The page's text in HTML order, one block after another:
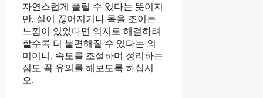
자연스럽게 풀릴 수 있다는 뜻이지
만, 실이 끊어지거나 목을 조이는
느낌이 있었다면 억지로 해결하려
할수록 더 불편해질 수 있다는 의
미이니, 속도를 조절하며 정리하는
점도 꼭 유의를 해보도록 하십시
오.